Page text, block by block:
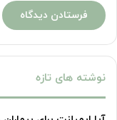
نوشته های تازه